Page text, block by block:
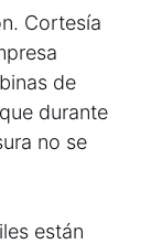
Cortesía
de
durante
no se
están